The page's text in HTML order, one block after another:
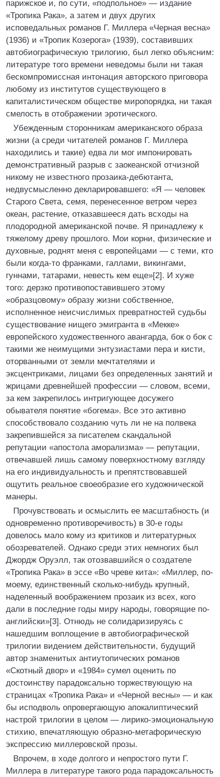
парижское и, по сути, «подпольное» — издание
«Тропика Рака», а затем и двух других
исповедальных романов Г. Миллера «Черная весна»
(1936) и «Тропик Козерога» (1939), составивших
автобиографическую трилогию, был легко объясним:
литературе того времени неведомы были ни такая
бескомпромиссная интонация авторского приговора
любому из институтов существующего в
капиталистическом обществе миропорядка, ни такая
смелость в отображении эротического.
Убежденным сторонникам американского образа
жизни (а среди читателей романов Г. Миллера
находились и такие) едва ли мог импонировать
демонстративный разрыв с заокеанской отчизной
никому не известного прозаика-дебютанта,
недвусмысленно декларировавшего: «Я — человек
Старого Света, семя, перенесенное ветром через
океан, растение, отказавшееся дать всходы на
плодородной американской почве. Я принадлежу к
тяжелому древу прошлого. Мои корни, физические и
духовные, роднят меня с европейцами — с теми, кто
были когда-то франками, галлами, викингами,
гуннами, татарами, невесть кем еще»[2]. И хуже
того: дерзко противопоставившего этому
«образцовому» образу жизни собственное,
исполненное неисчислимых превратностей судьбы
существование нищего эмигранта в «Мекке»
европейского художественного авангарда, бок о бок с
такими же неимущими энтузиастами пера и кисти,
оторванными от земли мечтателями и
эксцентриками, лицами без определенных занятий и
жрицами древнейшей профессии — словом, всеми,
за кем закрепилось интригующее досужего
обывателя понятие «богема». Все это активно
способствовало созданию чуть ли не на полвека
закрепившейся за писателем скандальной
репутации «апостола аморализма» — репутации,
отвечавшей лишь самому поверхностному взгляду
на его индивидуальность и препятствовавшей
ощутить реальное своеобразие его художнической
манеры.
Прочувствовать и осмыслить ее масштабность (и
одновременно противоречивость) в 30-е годы
довелось мало кому из критиков и литературных
обозревателей. Однако среди этих немногих был
Джордж Оруэлл, так отозвавшийся о создателе
«Тропика Рака» в эссе «Во чреве кита»: «Миллер, по-
моему, единственный сколько-нибудь крупный,
наделенный воображением прозаик из всех, кого
дали в последние годы миру народы, говорящие по-
английски»[3]. Отнюдь не солидаризируясь с
нашедшим воплощение в автобиографической
трилогии видением действительности, будущий
автор знаменитых антиутопических романов
«Скотный двор» и «1984» сумел оценить по
достоинству парадоксально торжествующую на
страницах «Тропика Рака» и «Черной весны» — и как
бы исподволь опровергающую апокалиптический
настрой трилогии в целом — лирико-эмоциональную
стихию, впечатляющую образно-метафорическую
экспрессию миллеровской прозы.
Впрочем, в ходе долгого и непростого пути Г.
Миллера в литературе такого рода парадоксальность